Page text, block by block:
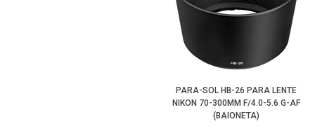
PARA-SOL HB-26 PARA LENTE
NIKON 70-300MM F/4.0-5.6 G-AF
(BAIONETA)